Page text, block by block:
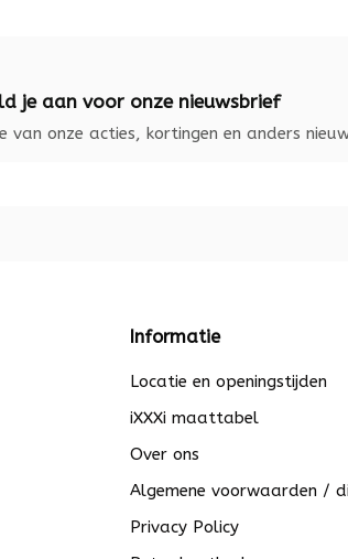
je aan voor onze nieuwsbrief
van onze acties, kortingen en anders
Informatie
Locatie en openingstijden
iXXXi maattabel
Over ons
Algemene voorwaarden /
Privacy Policy